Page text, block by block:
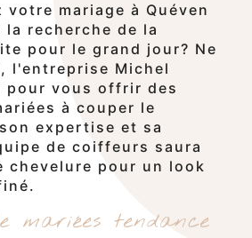
votre mariage à Quéven
recherche de la
pour le grand jour? Ne
l'entreprise Michel
pour vous offrir des
à couper le
expertise et sa
de coiffeurs saura
chevelure pour un look
mariées tendance